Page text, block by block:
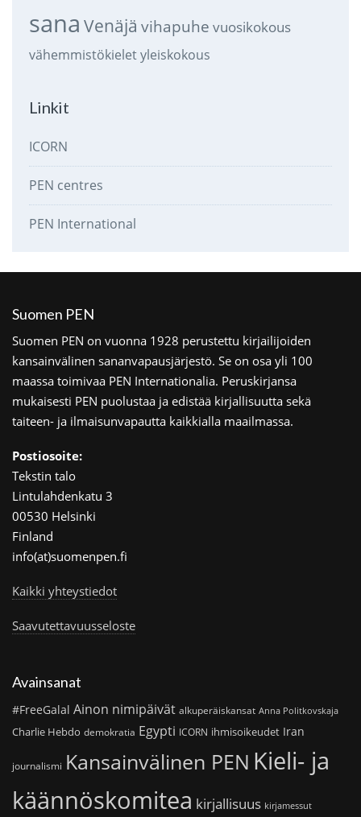
sana Venäjä vihapuhe vuosikokous
vähemmistökieletyleiskokous
Linkit
ICORN
PEN centres
PEN International
Suomen PEN
Suomen PEN on vuonna 1928 perustettu kirjailijoiden
kansainvälinen sananvapausjärjestö. Se on osa yli 100
maassa toimivaa PEN Internationalia. Peruskirjansa
mukaisesti PEN puolustaa ja edistää kirjallisuutta sekä
taiteen- ja ilmaisunvapautta kaikkialla maailmassa.
Postiosoite:
Tekstin talo
Lintulahdenkatu 3
00530 Helsinki
Finland
info(at)suomenpen.fi
Kaikki yhteystiedot
Saavutettavuusseloste
Avainsanat
#FreeGalal Ainon nimipäivät alkuperäiskansat Anna Politkovskaja
Charlie Hebdo demokratia Egypti ICORN ihmisoikeudet Iran
journalismi Kansainvälinen PEN Kieli- ja
käännöskomitea kirjallisuus kirjamessut